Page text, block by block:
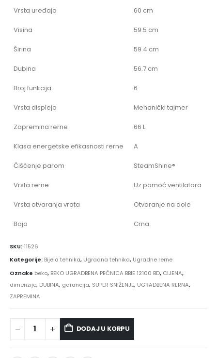
Vrsta uređaja
60 cm
Visina 59.5 cm
Širina 59.4 cm
Dubina 56.7 cm
Broj funkcija 6
Vrsta displeja Mehanički tajmer
Zapremina rerne 66 L
Klasa energetske efikasnosti rerne A
Čišćenje parom SteamShine®
Vrsta rerne Uz pomoć ventilatora
Vrsta otvaranja vrata Otvaranje na dole
Boja Crna
SKU: 11526
Kategorije: Bijela tehnika, Ugradna tehnika, Ugradne rerne
Oznake beko, BEKO UGRADBENA PEĆNICA BBIE 12100 BD, CIJENA,
dimenzije, DUBINA, garancija, SUPER SNIŽENJE, UGRADBENA RERNA,
ZAPREMINA
DODAJ U KORPU